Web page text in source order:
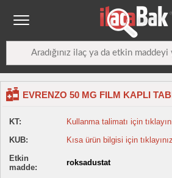
EVRENZO 50 MG FILM KAPLI
KT:
Kullanma talimatı için
KUB:
Kısa ürün bilgisi için
Etkin
madde:
roksadustat